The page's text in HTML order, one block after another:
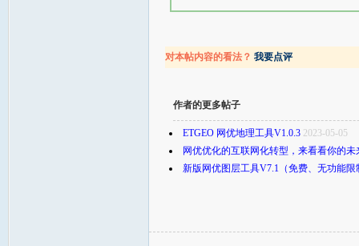
对本帖内容的看法？ 我要点评
作者的更多帖子
ETGEO 网优地理工具V1.0.3 2023-05-05
网优优化的互联网化转型，来看看你的未
新版网优图层工具V7.1（免费、无功能限